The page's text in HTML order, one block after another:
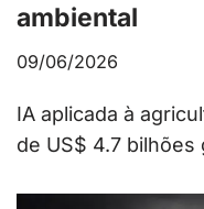
ambiental
09/06/2026
IA aplicada à
de US$ 4.7 bilhões